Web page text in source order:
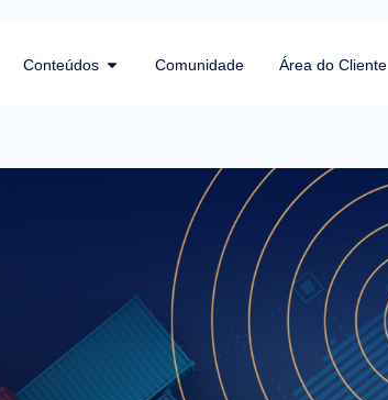
Conteúdos Comunidade Área do Cliente